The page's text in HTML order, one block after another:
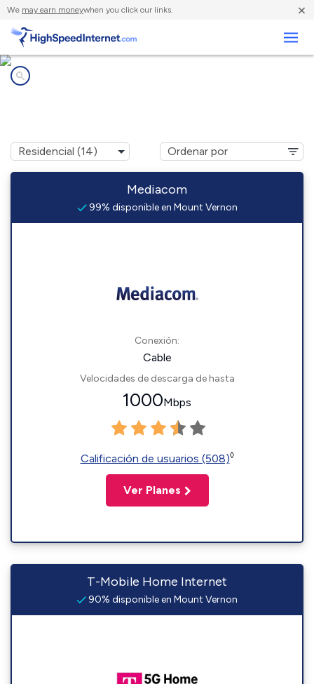
We may earn moneywhen you click our links. ×
Mediacom
99% disponible en Mount Vernon
Conexión:
Cable
Velocidades de descarga de hasta
1000Mbps
Calificación de usuarios (508)◊
Ver Planes
T-Mobile Home Internet
90% disponible en Mount Vernon